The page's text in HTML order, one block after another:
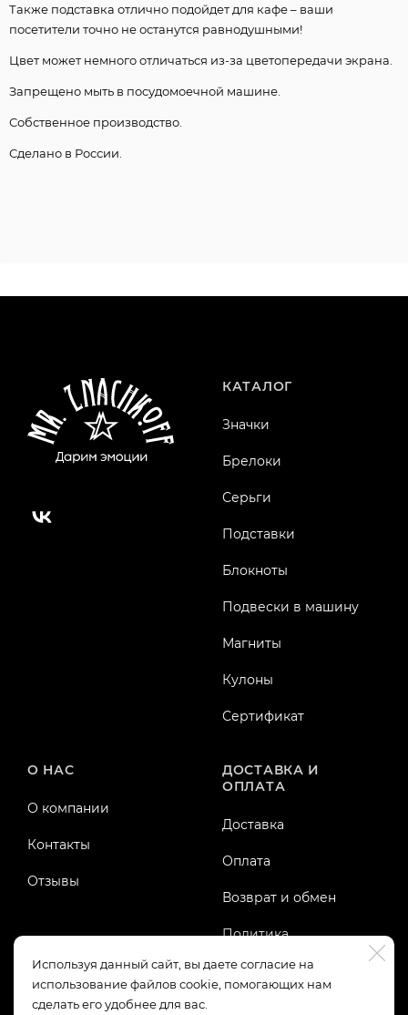
Используя данный сайт, вы даете согласие на
использование файлов cookie, помогающих нам
сделать его удобнее для вас.
Также подставка отлично подойдет для кафе – ваши
посетители точно не останутся равнодушными!
Цвет может немного отличаться из-за цветопередачи экрана.
Запрещено мыть в посудомоечной машине.
Собственное производство.
Сделано в России.
КАТАЛОГ
Значки
Брелоки
Серьги
Подставки
Блокноты
Подвески в машину
Магниты
Кулоны
Сертификат
О НАС
О компании
Контакты
Отзывы
ДОСТАВКА И
ОПЛАТА
Доставка
Оплата
Возврат и обмен
Политика
конфиденциальности
Публичная оферта